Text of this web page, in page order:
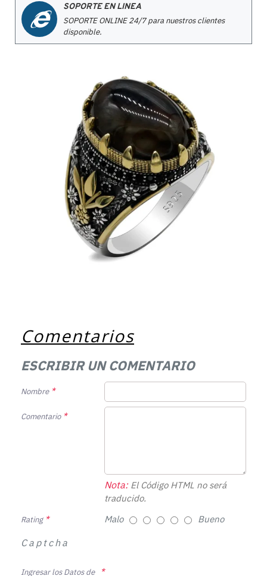
SOPORTE EN LINEA
SOPORTE ONLINE 24/7 para nuestros clientes
disponible.
Comentarios
ESCRIBIR UN COMENTARIO
Nombre
Comentario
Nota:El Código HTML no será
traducido.
Rating Malo Bueno
Captcha
Ingresar los Datos de